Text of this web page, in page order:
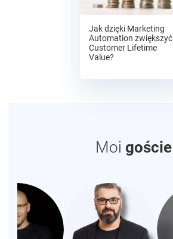
Jak dzięki Marketing
Automation zwiększyć
Customer Lifetime
Value?
Moi goście